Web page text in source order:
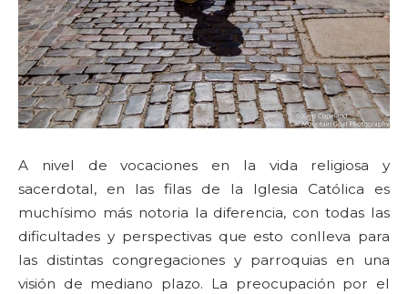
A nivel de vocaciones en la vida religiosa y
sacerdotal, en las filas de la Iglesia Católica es
muchísimo más notoria la diferencia, con todas las
dificultades y perspectivas que esto conlleva para
las distintas congregaciones y parroquias en una
visión de mediano plazo. La preocupación por el